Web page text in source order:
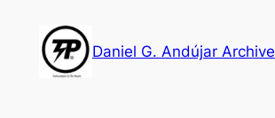
content
Daniel G. Andújar Archive